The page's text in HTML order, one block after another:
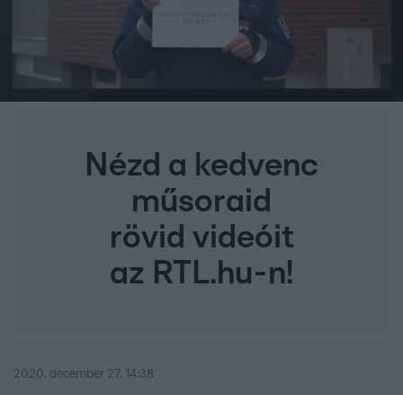
Nézd a kedvenc
műsoraid
rövid videóit
az RTL.hu-n!
2020. december 27. 14:38